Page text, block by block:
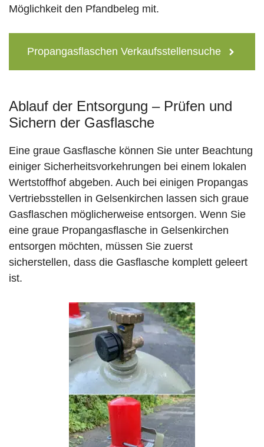
Möglichkeit den Pfandbeleg mit.
Propangasflaschen Verkaufsstellensuche
Ablauf der Entsorgung – Prüfen und
Sichern der Gasflasche
Eine graue Gasflasche können Sie unter Beachtung
einiger Sicherheitsvorkehrungen bei einem lokalen
Wertstoffhof abgeben. Auch bei einigen Propangas
Vertriebsstellen in Gelsenkirchen lassen sich graue
Gasflaschen möglicherweise entsorgen. Wenn Sie
eine graue Propangasflasche in Gelsenkirchen
entsorgen möchten, müssen Sie zuerst
sicherstellen, dass die Gasflasche komplett geleert
ist.